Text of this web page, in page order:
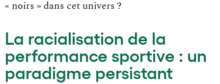
« noirs » dans cet univers ?
La racialisation de la
performance sportive : un
paradigme persistant